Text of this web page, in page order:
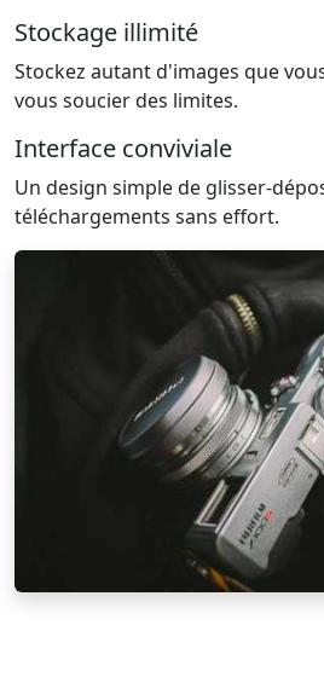
Stockage illimité
Stockez autant d'images que
vous soucier des limites.
Interface conviviale
Un design simple de glisser-
téléchargements sans effort.